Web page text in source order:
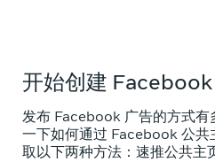
开始创建 Facebook
发布 Facebook 广告的方式有
一下如何通过 Facebook 公共
取以下两种方法：速推公共主